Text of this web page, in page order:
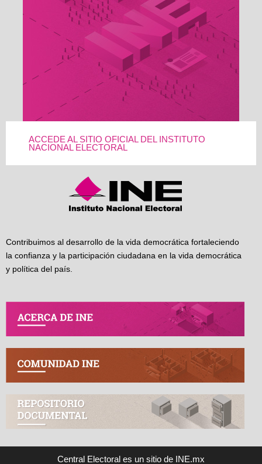
ACCEDE AL SITIO OFICIAL DEL INSTITUTO
NACIONAL ELECTORAL
Contribuimos al desarrollo de la vida democrática fortaleciendo
la confianza y la participación ciudadana en la vida democrática
y política del país.
Central Electoral es un sitio de INE.mx